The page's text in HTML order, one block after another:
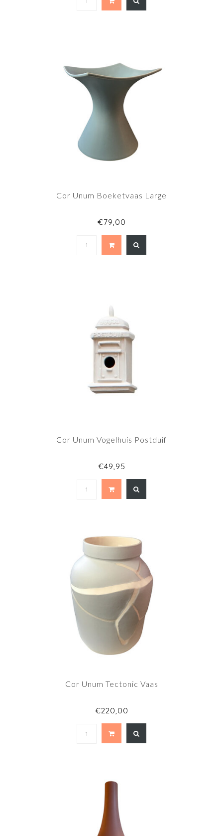
Cor Unum Boeketvaas Large
€79,00
Cor Unum Vogelhuis Postduif
€49,95
Cor Unum Tectonic Vaas
€220,00